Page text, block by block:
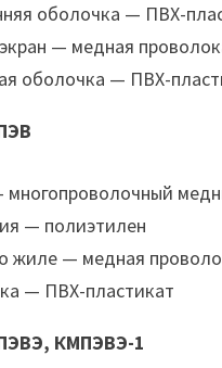
оболочка — ПВХ-
— медная
оболочка — ПВХ-
— полиэтилен
жиле — медная
— ПВХ-пластикат
КМПЭВЭ-1